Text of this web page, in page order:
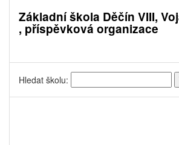
Základní škola Děčín VIII,
, příspěvková organizace
Hledat školu: